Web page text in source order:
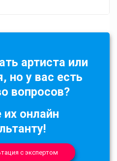
артиста или
но у вас есть
вопросов?
их онлайн
с экспертом